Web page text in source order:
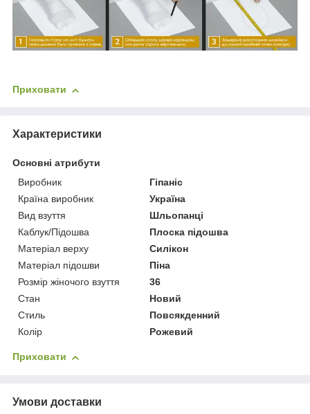
Приховати
Характеристики
Основні атрибути
Виробник
Гіпаніс
Країна виробник
Україна
Вид взуття
Шльопанці
Каблук/Підошва
Плоска підошва
Матеріал верху
Силікон
Матеріал підошви
Піна
Розмір жіночого взуття
36
Стан
Новий
Стиль
Повсякденний
Колір
Рожевий
Приховати
Умови доставки